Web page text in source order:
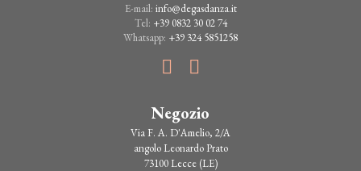
E-mail: info@degasdanza.it
Tel: +39 0832 30 02 74
Whatsapp: +39 324 5851258
Negozio
Via F. A. D'Amelio, 2/A
angolo Leonardo Prato
73100 Lecce (LE)